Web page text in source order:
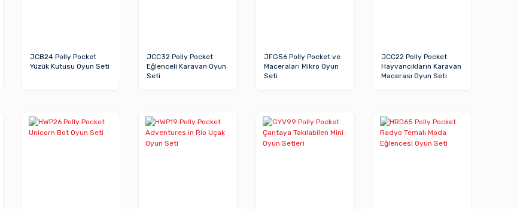
JCB24 Polly Pocket
Yüzük Kutusu Oyun Seti
JCC32 Polly Pocket
Eğlenceli Karavan Oyun
Seti
JFG56 Polly Pocket ve
Maceraları Mikro Oyun
Seti
JCC22 Polly Pocket
Hayvancıkların Karavan
Macerası Oyun Seti